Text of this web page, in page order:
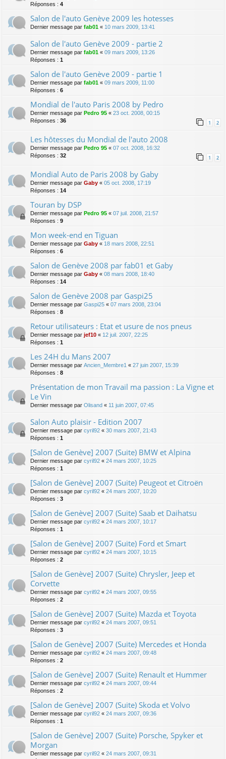
Réponses : 4
Salon de l'auto Genève 2009 les hotesses
Dernier message par fab01 « 10 mars 2009, 13:41
Salon de l'auto Genève 2009 - partie 2
Dernier message par fab01 « 09 mars 2009, 13:26
Réponses : 1
Salon de l'auto Genève 2009 - partie 1
Dernier message par fab01 « 09 mars 2009, 11:00
Réponses : 6
Mondial de l'auto Paris 2008 by Pedro
Dernier message par Pedro 95 « 23 oct. 2008, 00:15
Réponses : 36 1 2
Les hôtesses du Mondial de l'auto 2008
Dernier message par Pedro 95 « 07 oct. 2008, 16:32
Réponses : 32 1 2
Mondial Auto de Paris 2008 by Gaby
Dernier message par Gaby « 05 oct. 2008, 17:19
Réponses : 14
Touran by DSP
Dernier message par Pedro 95 « 07 juil. 2008, 21:57
Réponses : 9
Mon week-end en Tiguan
Dernier message par Gaby « 18 mars 2008, 22:51
Réponses : 6
Salon de Genève 2008 par fab01 et Gaby
Dernier message par Gaby « 08 mars 2008, 18:40
Réponses : 14
Salon de Genève 2008 par Gaspi25
Dernier message par Gaspi25 « 07 mars 2008, 23:04
Réponses : 8
Retour utilisateurs : Etat et usure de nos pneus
Dernier message par jef10 « 12 juil. 2007, 22:25
Réponses : 1
Les 24H du Mans 2007
Dernier message par Ancien_Membre1 « 27 juin 2007, 15:39
Réponses : 8
Présentation de mon Travail ma passion : La Vigne et
Le Vin
Dernier message par Olisand « 11 juin 2007, 07:45
Salon Auto plaisir - Edition 2007
Dernier message par cyril92 « 30 mars 2007, 21:43
Réponses : 1
[Salon de Genève] 2007 (Suite) BMW et Alpina
Dernier message par cyril92 « 24 mars 2007, 10:25
Réponses : 1
[Salon de Genève] 2007 (Suite) Peugeot et Citroën
Dernier message par cyril92 « 24 mars 2007, 10:20
Réponses : 3
[Salon de Genève] 2007 (Suite) Saab et Daihatsu
Dernier message par cyril92 « 24 mars 2007, 10:17
Réponses : 1
[Salon de Genève] 2007 (Suite) Ford et Smart
Dernier message par cyril92 « 24 mars 2007, 10:15
Réponses : 2
[Salon de Genève] 2007 (Suite) Chrysler, Jeep et
Corvette
Dernier message par cyril92 « 24 mars 2007, 09:55
Réponses : 2
[Salon de Genève] 2007 (Suite) Mazda et Toyota
Dernier message par cyril92 « 24 mars 2007, 09:51
Réponses : 3
[Salon de Genève] 2007 (Suite) Mercedes et Honda
Dernier message par cyril92 « 24 mars 2007, 09:48
Réponses : 2
[Salon de Genève] 2007 (Suite) Renault et Hummer
Dernier message par cyril92 « 24 mars 2007, 09:44
Réponses : 2
[Salon de Genève] 2007 (Suite) Skoda et Volvo
Dernier message par cyril92 « 24 mars 2007, 09:36
Réponses : 1
[Salon de Genève] 2007 (Suite) Porsche, Spyker et
Morgan
Dernier message par cyril92 « 24 mars 2007, 09:31